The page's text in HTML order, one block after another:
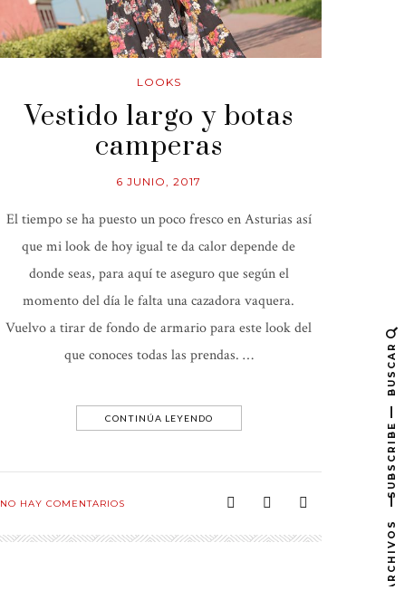
LOOKS
Vestido largo y botas
camperas
6 JUNIO, 2017
El tiempo se ha puesto un poco fresco en Asturias así
que mi look de hoy igual te da calor depende de
donde seas, para aquí te aseguro que según el
momento del día le falta una cazadora vaquera.
Vuelvo a tirar de fondo de armario para este look del
que conoces todas las prendas. …
CONTINÚA LEYENDO
NO HAY COMENTARIOS
BUSCAR
SUBSCRIBE
ARCHIVOS